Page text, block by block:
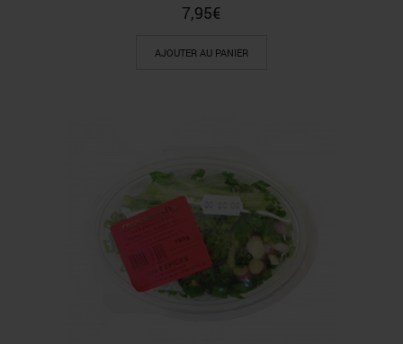
7,95€
AJOUTER AU PANIER